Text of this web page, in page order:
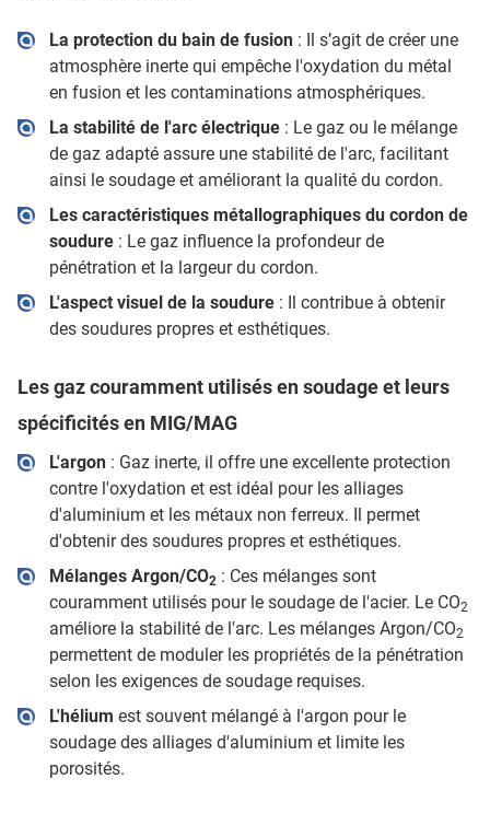
La protection du bain de fusion: Il s’agit de créer une
atmosphère inerte qui empêche l'oxydation du métal
en fusion et les contaminations atmosphériques.
La stabilité de l'arc électrique: Le gaz ou le mélange
de gaz adapté assure une stabilité de l'arc, facilitant
ainsi le soudage et améliorant la qualité du cordon.
Les caractéristiques métallographiques du cordon de
soudure: Le gaz influence la profondeur de
pénétration et la largeur du cordon.
L'aspect visuel de la soudure: Il contribue à obtenir
des soudures propres et esthétiques.
Les gaz couramment utilisés en soudage et leurs
spécificités en MIG/MAG
L'argon: Gaz inerte, il offre une excellente protection
contre l'oxydation et est idéal pour les alliages
d'aluminium et les métaux non ferreux. Il permet
d'obtenir des soudures propres et esthétiques.
Mélanges Argon/CO2: Ces mélanges sont
couramment utilisés pour le soudage de l'acier. Le CO2
améliore la stabilité de l'arc. Les mélanges Argon/CO2
permettent de moduler les propriétés de la pénétration
selon les exigences de soudage requises.
L'hélium est souvent mélangé à l'argon pour le
soudage des alliages d'aluminium et limite les
porosités.